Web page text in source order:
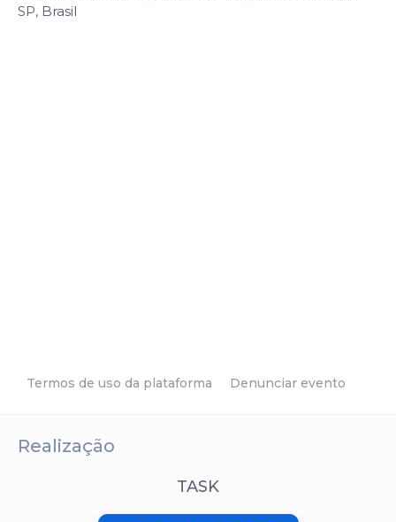
SP, Brasil
Termos de uso da plataforma Denunciar evento
Realização
TASK